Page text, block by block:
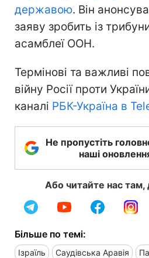
державою. Він
заяву зробить із
асамблеї ООН.
Термінові та важливі
війну Росії проти
каналі РБК-Україна в
Не пропустіть
наші
Або читайте нас там,
Більше по темі:
Ізраїль Саудівська Аравія